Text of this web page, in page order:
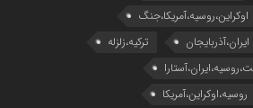
اوکراین،روسیه،آمریکا،جنگ
ایران،آذربایجان
ترکیه،زلزله
روسیه،اوکراین،آمریکا